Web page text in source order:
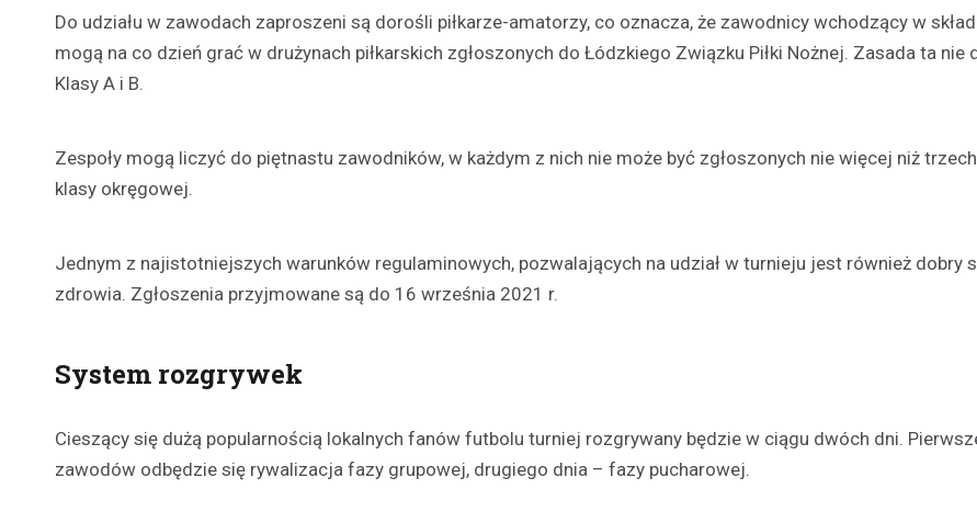
Do udziału w zawodach zaproszeni są dorośli piłkarze-amatorzy, co oznacza, że zawodnicy wchodzący w
mogą na co dzień grać w drużynach piłkarskich zgłoszonych do Łódzkiego Związku Piłki Nożnej. Zasada ta nie
Klasy A i B.
Zespoły mogą liczyć do piętnastu zawodników, w każdym z nich nie może być zgłoszonych nie więcej niż
klasy okręgowej.
Jednym z najistotniejszych warunków regulaminowych, pozwalających na udział w turnieju jest również dobry
zdrowia. Zgłoszenia przyjmowane są do 16 września 2021 r.
System rozgrywek
Cieszący się dużą popularnością lokalnych fanów futbolu turniej rozgrywany będzie w ciągu dwóch dni.
zawodów odbędzie się rywalizacja fazy grupowej, drugiego dnia – fazy pucharowej.
Aleksandrowie Łódzkim
inaczej jest z Aleksandrowem